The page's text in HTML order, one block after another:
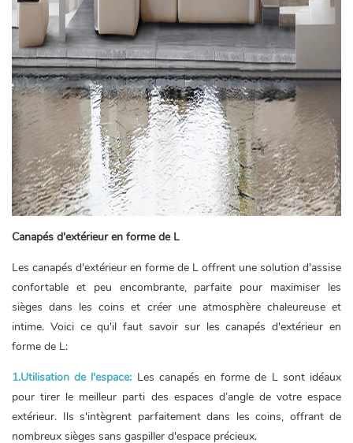
Canapés d'extérieur en forme de L
Les canapés d'extérieur en forme de L offrent une solution d'assise
confortable et peu encombrante, parfaite pour maximiser les
sièges dans les coins et créer une atmosphère chaleureuse et
intime. Voici ce qu'il faut savoir sur les canapés d'extérieur en
forme de L:
1.Utilisation de l'espace: Les canapés en forme de L sont idéaux
pour tirer le meilleur parti des espaces d’angle de votre espace
extérieur. Ils s'intègrent parfaitement dans les coins, offrant de
nombreux sièges sans gaspiller d'espace précieux.